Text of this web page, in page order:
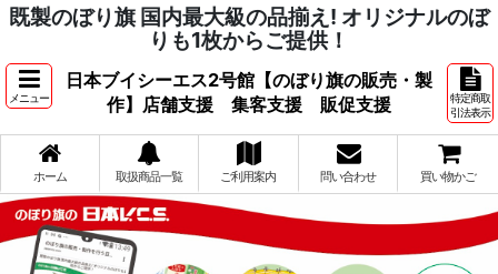
既製のぼり旗 国内最大級の品揃え! オリジナルのぼ
りも1枚からご提供！
メニュー
日本ブイシーエス2号館【のぼり旗の販売・製
作】店舗支援 集客支援 販促支援
特定商取
引法表示
ホーム 取扱商品一覧 ご利用案内 問い合わせ 買い物かご